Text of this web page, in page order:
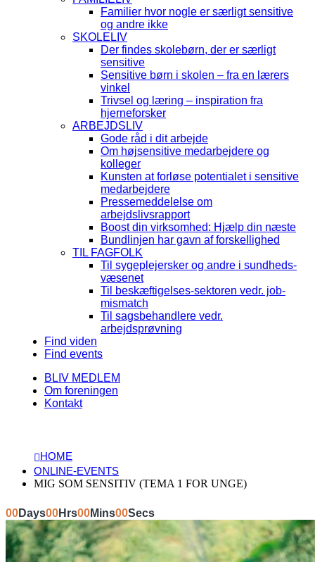
Familier hvor nogle er særligt sensitive
og andre ikke
SKOLELIV
Der findes skolebørn, der er særligt
sensitive
Sensitive børn i skolen – fra en lærers
vinkel
Trivsel og læring – inspiration fra
hjerneforsker
ARBEJDSLIV
Gode råd i dit arbejde
Om højsensitive medarbejdere og
kolleger
Kunsten at forløse potentialet i sensitive
medarbejdere
Pressemeddelelse om
arbejdslivsrapport
Boost din virksomhed: Hjælp din næste
Bundlinjen har gavn af forskellighed
TIL FAGFOLK
Til sygeplejersker og andre i sundheds-
væsenet
Til beskæftigelses-sektoren vedr. job-
mismatch
Til sagsbehandlere vedr.
arbejdsprøvning
Find viden
Find events
BLIV MEDLEM
Om foreningen
Kontakt
HOME
ONLINE-EVENTS
MIG SOM SENSITIV (TEMA 1 FOR UNGE)
00Days00Hrs00Mins00Secs